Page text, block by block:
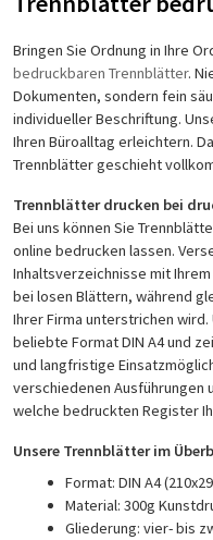
Bringen Sie Ordnung in Ihre
bedruckbaren Trennblätter.
Dokumenten, sondern fein
individueller Beschriftung.
Ihren Büroalltag erleichtern.
Trennblätter geschieht
Trennblätter drucken bei
Bei uns können Sie
online bedrucken lassen.
Inhaltsverzeichnisse mit
bei losen Blättern, während
Ihrer Firma unterstrichen
beliebte Format DIN A4 und
und langfristige
verschiedenen Ausführungen
welche bedruckten Register
Unsere Trennblätter im
Format: DIN A4
Material: 300g
Gliederung: vier- bis